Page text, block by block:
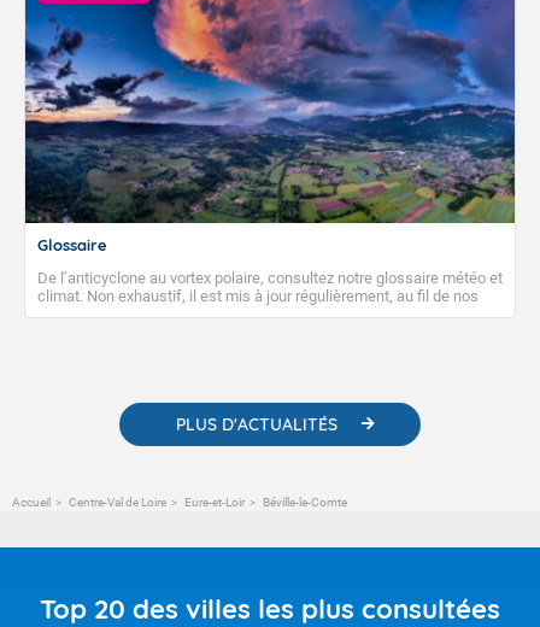
Glossaire
De l’anticyclone au vortex polaire, consultez notre glossaire météo et
climat. Non exhaustif, il est mis à jour régulièrement, au fil de nos
publications. Vous y trouverez également des liens utiles vers nos
PLUS D'ACTUALITÉS
Accueil Centre-Val de Loire Eure-et-Loir Béville-le-Comte
Top 20 des villes les plus consultées